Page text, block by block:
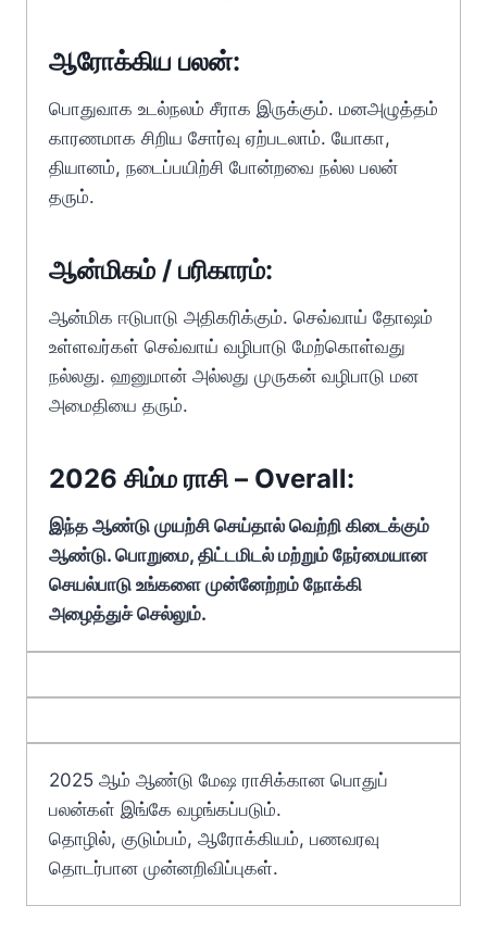
ஆரோக்கிய பலன்:
பொதுவாக உடல்நலம் சீராக இருக்கும். மனஅழுத்தம்
காரணமாக சிறிய சோர்வு ஏற்படலாம். யோகா,
தியானம், நடைப்பயிற்சி போன்றவை நல்ல பலன்
தரும்.
ஆன்மிகம் / பரிகாரம்:
ஆன்மிக ஈடுபாடு அதிகரிக்கும். செவ்வாய் தோஷம்
உள்ளவர்கள் செவ்வாய் வழிபாடு மேற்கொள்வது
நல்லது. ஹனுமான் அல்லது முருகன் வழிபாடு மன
அமைதியை தரும்.
2026 சிம்ம ராசி – Overall:
இந்த ஆண்டு முயற்சி செய்தால் வெற்றி கிடைக்கும்
ஆண்டு. பொறுமை, திட்டமிடல் மற்றும் நேர்மையான
செயல்பாடு உங்களை முன்னேற்றம் நோக்கி
அழைத்துச் செல்லும்.
2025 ஆம் ஆண்டு மேஷ ராசிக்கான பொதுப்
பலன்கள் இங்கே வழங்கப்படும்.
தொழில், குடும்பம், ஆரோக்கியம், பணவரவு
தொடர்பான முன்னறிவிப்புகள்.